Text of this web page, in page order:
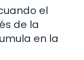
el
de la
en la